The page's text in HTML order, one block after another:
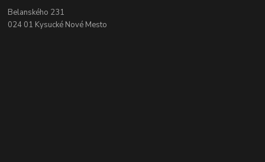
Belanského 231
024 01 Kysucké Nové Mesto